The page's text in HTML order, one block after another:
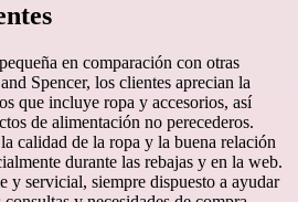
en comparación con otras
Spencer, los clientes aprecian la
que incluye ropa y accesorios, así
de alimentación no perecederos.
calidad de la ropa y la buena relación
durante las rebajas y en la web.
y servicial, siempre dispuesto a ayudar